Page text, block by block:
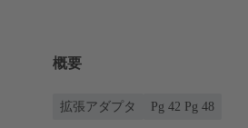
概要
拡張アダプタ Pg 42 Pg 48